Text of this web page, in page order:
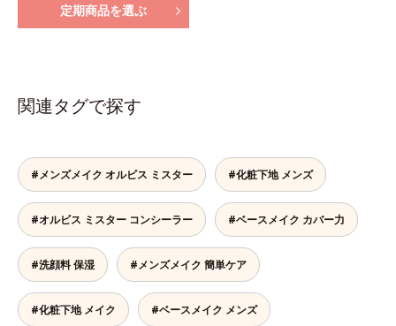
定期商品を選ぶ
関連タグで探す
#メンズメイク オルビス ミスター #化粧下地 メンズ
#オルビス ミスター コンシーラー #ベースメイク カバー力
#洗顔料 保湿 #メンズメイク 簡単ケア
#化粧下地 メイク #ベースメイク メンズ